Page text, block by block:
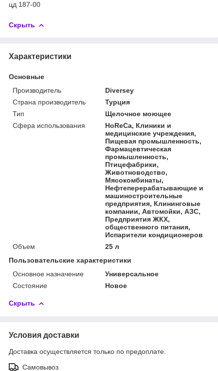
цд 187-00
Скрыть
Характеристики
Основные
Производитель
Diversey
Страна производитель
Турция
Тип
Щелочное моющее
Сфера использования
HoReCa, Клиники и
медицинские учреждения,
Пищевая промышленность,
Фармацевтическая
промышленность,
Птицефабрики,
Животноводство,
Мясокомбинаты,
Нефтеперерабатывающие и
машиностроительные
предприятия, Клининговые
компании, Автомойки, АЗС,
Предприятия ЖКХ,
общественного питания,
Испарители кондиционеров
Объем
25 л
Пользовательские характеристики
Основное назначение
Универсальное
Состояние
Новое
Скрыть
Условия доставки
Доставка осуществляется только по предоплате.
Самовывоз